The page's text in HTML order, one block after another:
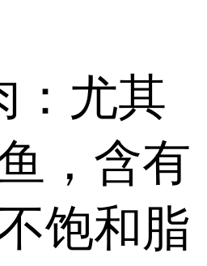
：尤其
，含有
饱和脂